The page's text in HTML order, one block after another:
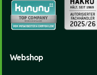
Webshop